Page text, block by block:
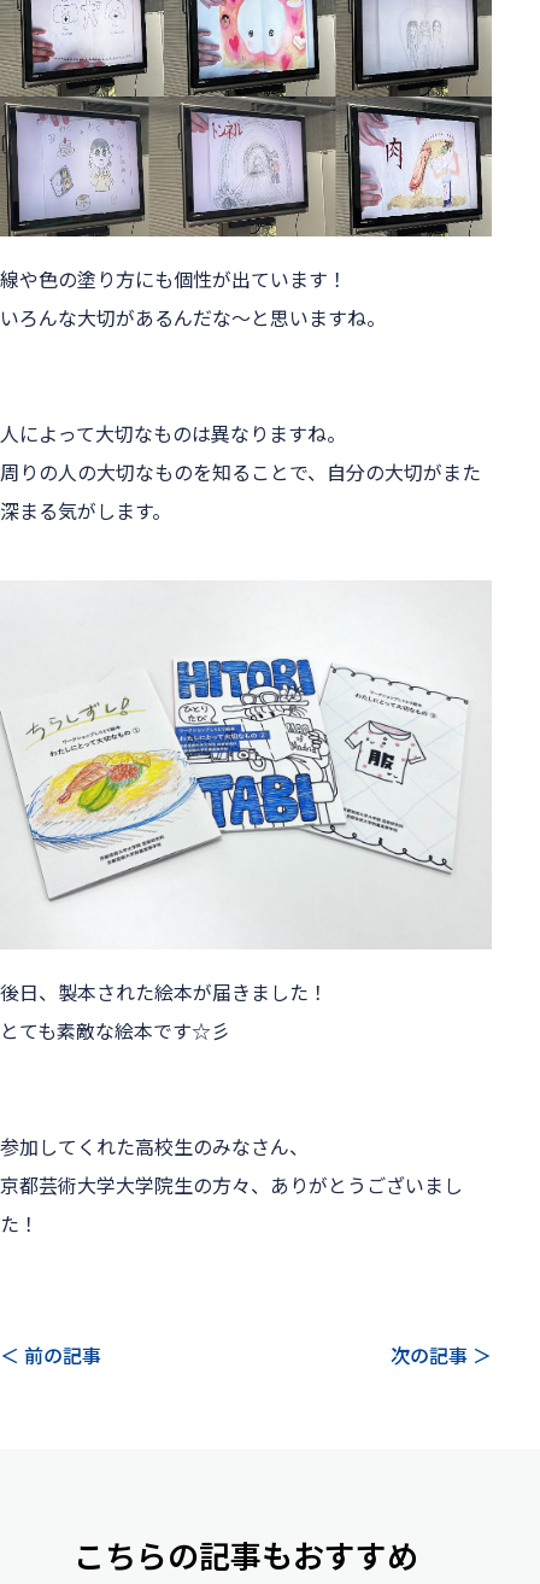
線や色の塗り方にも個性が出ています！
いろんな大切があるんだな～と思いますね。
人によって大切なものは異なりますね。
周りの人の大切なものを知ることで、自分の大切がまた
深まる気がします。
後日、製本された絵本が届きました！
とても素敵な絵本です☆彡
参加してくれた高校生のみなさん、
京都芸術大学大学院生の方々、ありがとうございまし
た！
＜ 前の記事 次の記事 ＞
こちらの記事もおすすめ